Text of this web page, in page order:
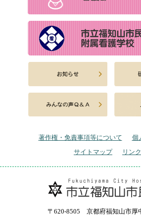
著作権・免責事項等について
個
サイトマップ
リン
〒620-8505 京都府福知山市厚